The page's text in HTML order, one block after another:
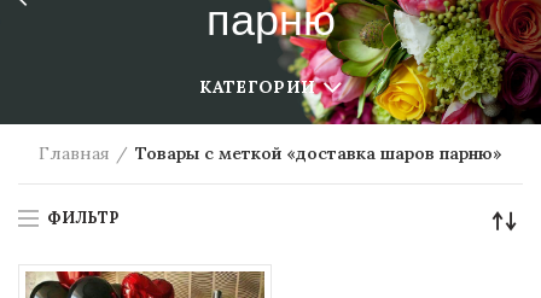
парню
КАТЕГОРИИ
Главная Товары с меткой «доставка шаров парню»
ФИЛЬТР